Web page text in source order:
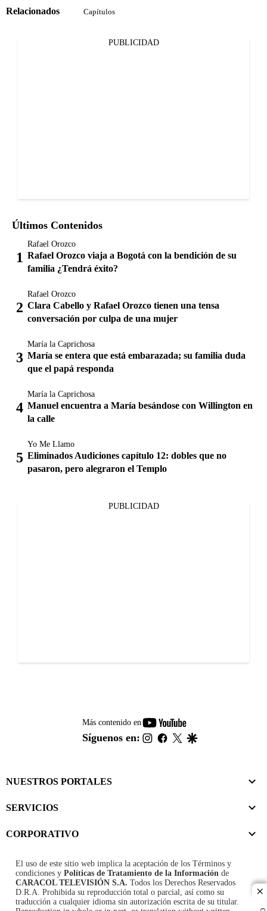
Relacionados Capítulos
PUBLICIDAD
Últimos Contenidos
Rafael Orozco
Rafael Orozco viaja a Bogotá con la bendición de su
familia ¿Tendrá éxito?
Rafael Orozco
Clara Cabello y Rafael Orozco tienen una tensa
conversación por culpa de una mujer
María la Caprichosa
María se entera que está embarazada; su familia duda
que el papá responda
María la Caprichosa
Manuel encuentra a María besándose con Willington en
la calle
Yo Me Llamo
Eliminados Audiciones capítulo 12: dobles que no
pasaron, pero alegraron el Templo
PUBLICIDAD
Más contenido en
youtube-
footer
Síguenos en: instagram
facebook
twitter
NUESTROS PORTALES
SERVICIOS
CORPORATIVO
El uso de este sitio web implica la aceptación de los Términos y
condiciones y Políticas de Tratamiento de la Información de
CARACOL TELEVISIÓN S.A. Todos los Derechos Reservados
D.R.A. Prohibida su reproducción total o parcial, así como su
traducción a cualquier idioma sin autorización escrita de su titular.